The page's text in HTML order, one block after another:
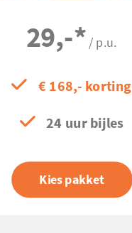
29,-* / p.u.
€ 168,- korting
24 uur bijles
Kies pakket